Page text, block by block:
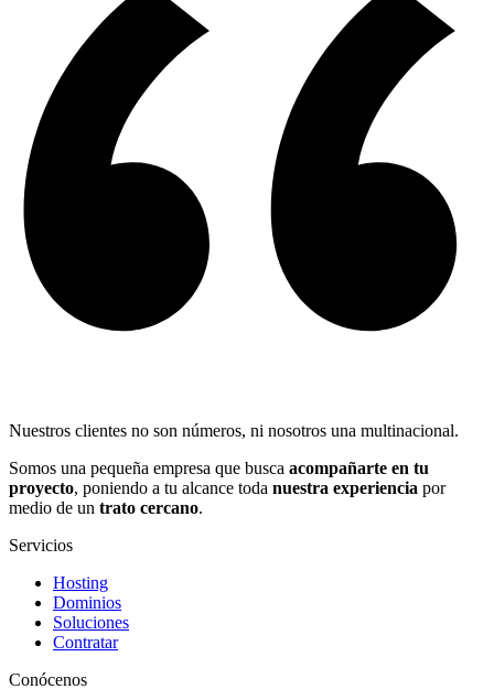
Nuestros clientes no son números, ni nosotros una multinacional.
Somos una pequeña empresa que busca acompañarte en tu
proyecto, poniendo a tu alcance toda nuestra experiencia por
medio de un trato cercano.
Servicios
Hosting
Dominios
Soluciones
Contratar
Conócenos